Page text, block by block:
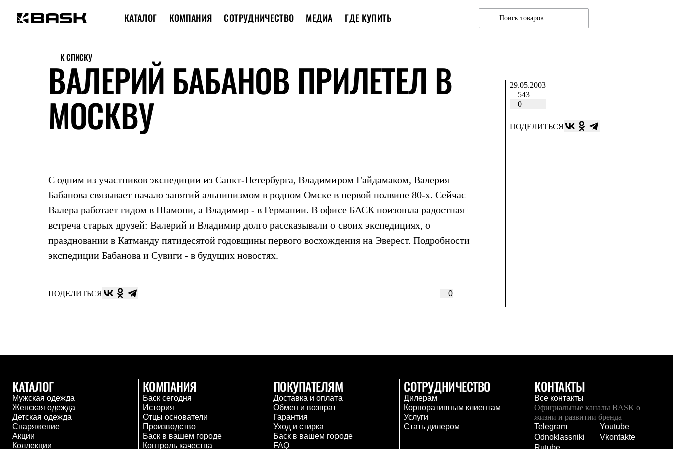
КАТАЛОГ КОМПАНИЯ СОТРУДНИЧЕСТВО МЕДИА ГДЕ КУПИТЬ
Мужская одежда
Утепленная пухом
Комбинезоны
Утепленная синтетикой
Среднее термобелье
Лёгкая одежда
Куртки
Утепленная синтетикой
Куртки
Брюки
Штормовая одежда
Куртки
Софтшелл одежда
Куртки
К СПИСКУ
ВАЛЕРИЙ БАБАНОВ ПРИЛЕТЕЛ В
МОСКВУ
29.05.2003
543
0
ПОДЕЛИТЬСЯ
С одним из участников экспедиции из Санкт-Петербурга, Владимиром Гайдамаком, Валерия
Бабанова связывает начало занятий альпинизмом в родном Омске в первой полвине 80-х. Сейчас
Валера работает гидом в Шамони, а Владимир - в Германии. В офисе БАСК поизошла радостная
встреча старых друзей: Валерий и Владимир долго рассказывали о своих экспедициях, о
праздновании в Катманду пятидесятой годовщины первого восхождения на Эверест. Подробности
экспедиции Бабанова и Сувиги - в будущих новостях.
ПОДЕЛИТЬСЯ 0
КАТАЛОГ
Мужская одежда
Женская одежда
Детская одежда
Снаряжение
Акции
Коллекции
КОМПАНИЯ
Баск сегодня
История
Отцы основатели
Производство
Баск в вашем городе
Контроль качества
ПОКУПАТЕЛЯМ
Доставка и оплата
Обмен и возврат
Гарантия
Уход и стирка
Баск в вашем городе
FAQ
СОТРУДНИЧЕСТВО
Дилерам
Корпоративным клиентам
Услуги
Стать дилером
КОНТАКТЫ
Все контакты
Официальные каналы BASK о
жизни и развитии бренда
Telegram
Youtube
Odnoklassniki
Vkontakte